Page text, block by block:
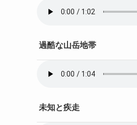
過酷な山岳地帯
未知と疾走